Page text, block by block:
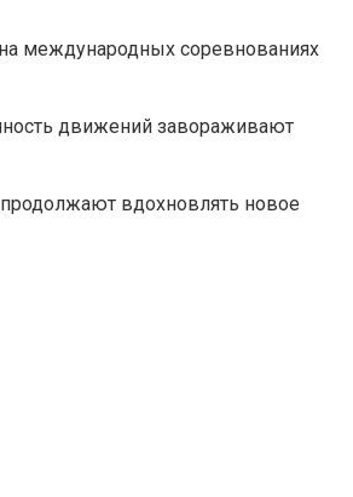
международных соревнованиях
движений завораживают
вдохновлять новое